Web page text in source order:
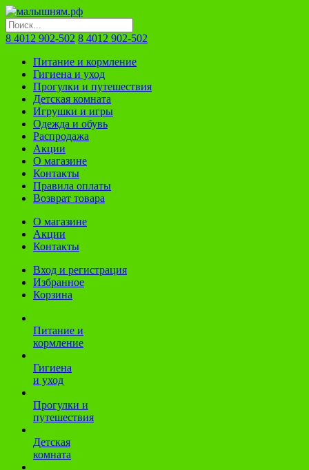
8 4012 902-502 8 4012 902-502
Питание и кормление
Гигиена и уход
Прогулки и путешествия
Детская комната
Игрушки и игры
Одежда и обувь
Распродажа
Акции
О магазине
Контакты
Правила оплаты
Возврат товара
О магазине
Акции
Контакты
Вход и регистрация
Избранное
Корзина
Питание и
кормление
Гигиена
и уход
Прогулки и
путешествия
Детская
комната